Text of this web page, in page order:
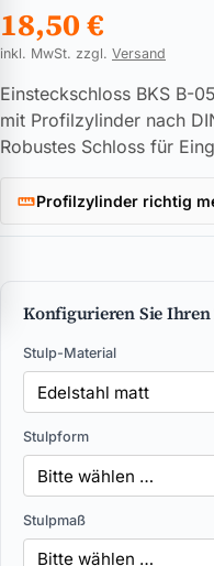
18,50€
inkl. MwSt. zzgl. Versand
Einsteckschloss BKS B-
mit Profilzylinder nach
Robustes Schloss für
Profilzylinder richtig
Konfigurieren Sie
Stulp-Material
Stulpform
Stulpmaß